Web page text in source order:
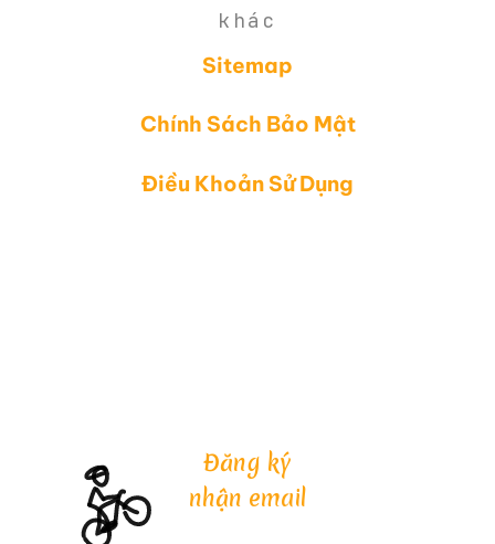
khác
Sitemap
Chính Sách Bảo Mật
Điều Khoản Sử Dụng
Đăng ký
nhận email